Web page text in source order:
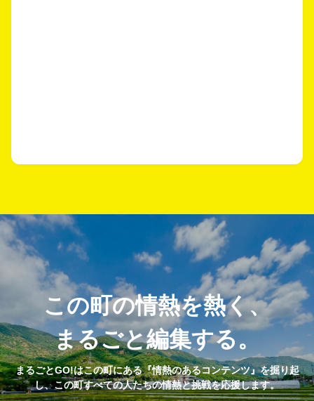
この町の情熱を熱く、
まるごと編集する。
まるごとGO!はこの町にある『情熱のあるコンテンツ』を掘り起
し、この町すべての人たちの情熱と挑戦を応援します。